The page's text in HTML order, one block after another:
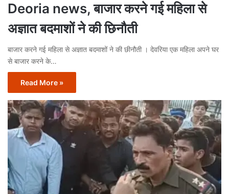
Deoria news, बाजार करने गई महिला से
अज्ञात बदमाशों ने की छिनौती
बाजार करने गई महिला से अज्ञात बदमाशों ने की छीनौती । देवरिया एक महिला अपने घर
से बाजार करने के…
Read More »